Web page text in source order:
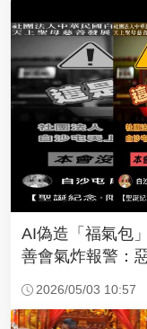
AI偽造「福氣包
善會氣炸報警：
2026/05/03 10:57